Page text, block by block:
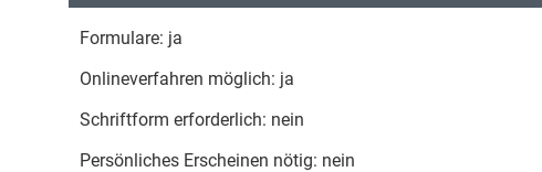
Formulare: ja
Onlineverfahren möglich: ja
Schriftform erforderlich: nein
Persönliches Erscheinen nötig: nein